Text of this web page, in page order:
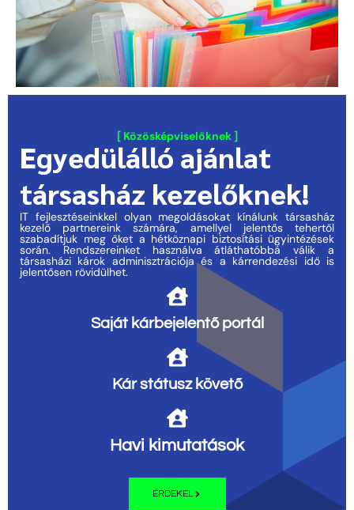
[ Közösképviselőknek ]
Egyedülálló ajánlat
társasház kezelőknek!
IT fejlesztéseinkkel olyan megoldásokat kínálunk társasház
kezelő partnereink számára, amellyel jelentős tehertől
szabadítjuk meg őket a hétköznapi biztosítási ügyintézések
során. Rendszereinket használva átláthatóbbá válik a
társasházi károk adminisztrációja és a kárrendezési idő is
jelentősen rövidülhet.
Saját kárbejelentő portál
Kár státusz követő
Havi kimutatások
ÉRDEKEL